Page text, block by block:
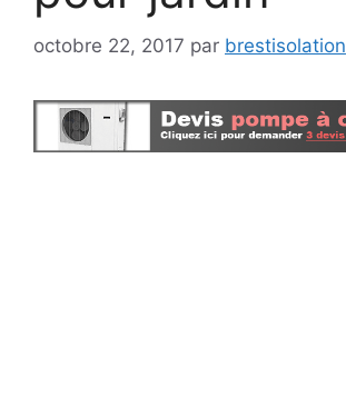
octobre 22, 2017 par brestisolation